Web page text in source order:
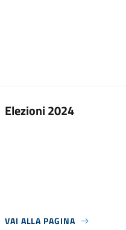
Elezioni 2024
VAI ALLA PAGINA